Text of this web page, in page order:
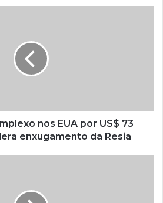
nos EUA por US$ 73
enxugamento da Resia